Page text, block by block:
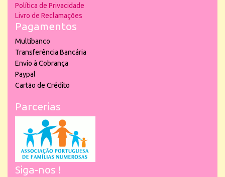
Política de Privacidade
Livro de Reclamações
Pagamentos
Multibanco
Transferência Bancária
Envio à Cobrança
Paypal
Cartão de Crédito
Parcerias
Siga-nos !